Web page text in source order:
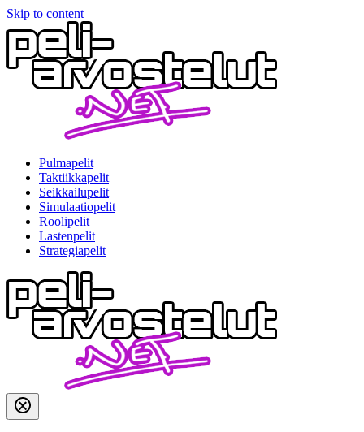
Skip to content
Pulmapelit
Taktiikkapelit
Seikkailupelit
Simulaatiopelit
Roolipelit
Lastenpelit
Strategiapelit